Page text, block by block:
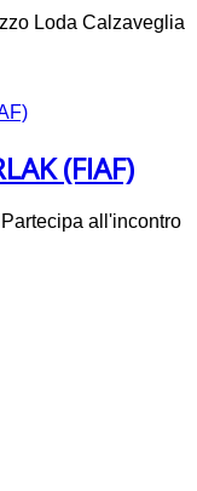
Loda
(FIAF)
all'incontro